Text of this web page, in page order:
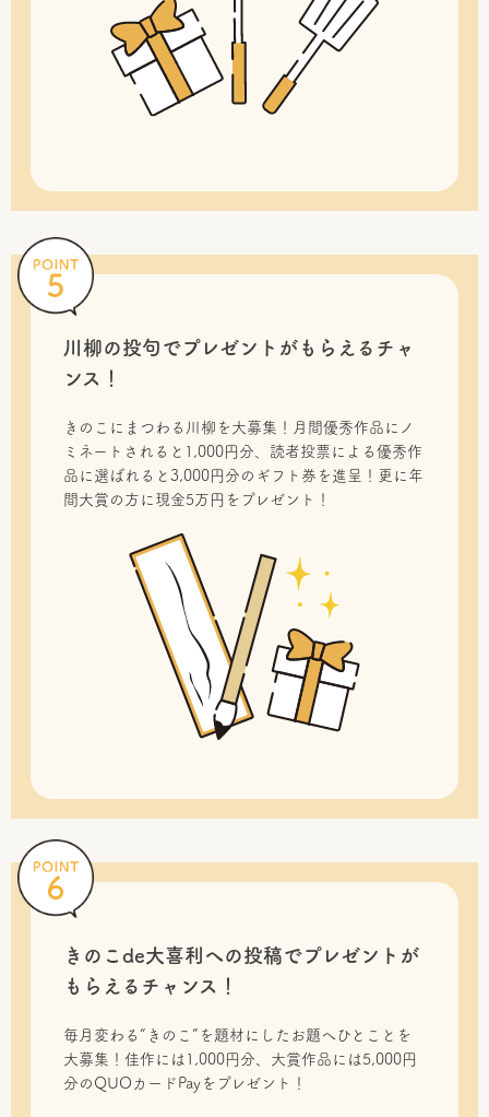
川柳の投句でプレゼントがもらえるチャ
ンス！
きのこにまつわる川柳を大募集！月間優秀作品にノ
ミネートされると1,000円分、読者投票による優秀作
品に選ばれると3,000円分のギフト券を進呈！更に年
間大賞の方に現金5万円をプレゼント！
きのこde大喜利への投稿でプレゼントが
もらえるチャンス！
毎月変わる“きのこ”を題材にしたお題へひとことを
大募集！佳作には1,000円分、大賞作品には5,000円
分のQUOカードPayをプレゼント！